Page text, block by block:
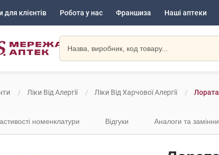
для клієнтів Робота у нас Франшиза Наші аптеки
Ліки Від Алергії Ліки Від Харчової Алергії
номенклатури Відгуки Аналоги та